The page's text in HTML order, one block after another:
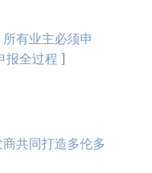
有业主必须申
报全过程 ]
共同打造多伦多